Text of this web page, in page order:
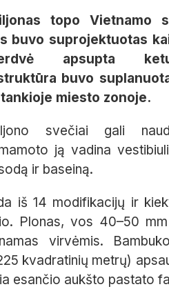
topo Vietnamo
buvo suprojektuotas
apsupta
buvo
miesto zonoje.
svečiai gali
ją vadina
ir baseiną.
iš 14 modifikacijų ir
o. Plonas, vos 40–50
virvėmis.
kvadratinių metrų)
esančio aukšto pastato